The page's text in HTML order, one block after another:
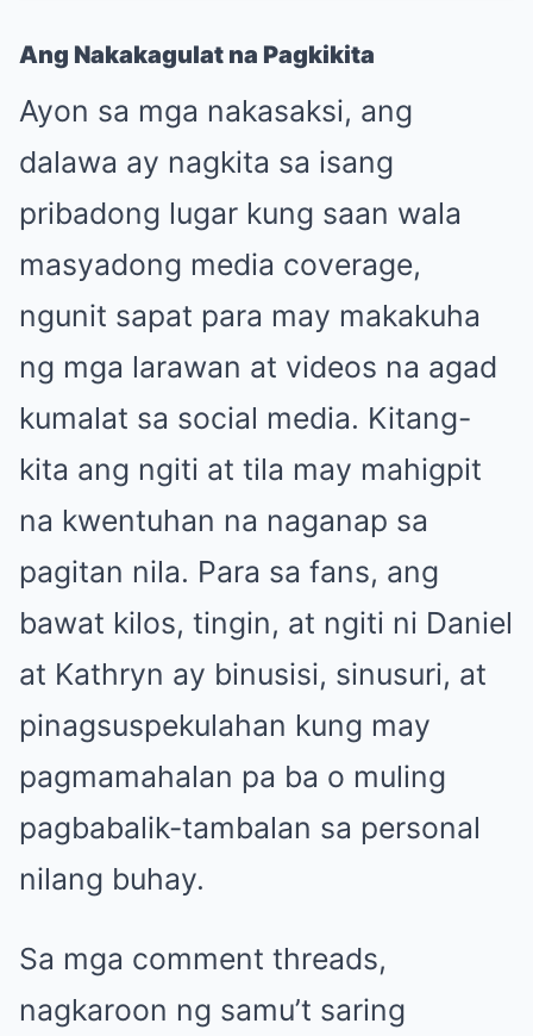
Ang Nakakagulat na Pagkikita
Ayon sa mga nakasaksi, ang
dalawa ay nagkita sa isang
pribadong lugar kung saan wala
masyadong media coverage,
ngunit sapat para may makakuha
ng mga larawan at videos na agad
kumalat sa social media. Kitang-
kita ang ngiti at tila may mahigpit
na kwentuhan na naganap sa
pagitan nila. Para sa fans, ang
bawat kilos, tingin, at ngiti ni Daniel
at Kathryn ay binusisi, sinusuri, at
pinagsuspekulahan kung may
pagmamahalan pa ba o muling
pagbabalik-tambalan sa personal
nilang buhay.
Sa mga comment threads,
nagkaroon ng samu’t saring